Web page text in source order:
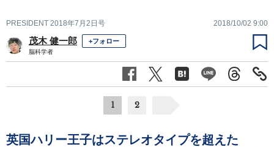
PRESIDENT 2018年7月2日号 2018/10/02 9:00
茂木 健一郎 +フォロー
脳科学者
1 2
英国ハリー王子はステレオタイプを超えた